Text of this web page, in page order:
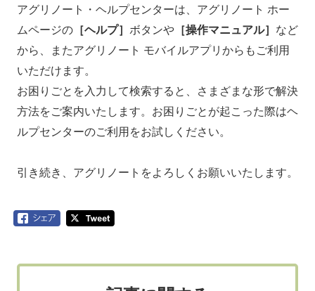
アグリノート・ヘルプセンターは、アグリノート ホー
ムページの ［ヘルプ］ ボタンや ［操作マニュアル］ など
から、またアグリノート モバイルアプリからもご利用
いただけます。
お困りごとを入力して検索すると、さまざまな形で解決
方法をご案内いたします。お困りごとが起こった際はヘ
ルプセンターのご利用をお試しください。
引き続き、アグリノートをよろしくお願いいたします。